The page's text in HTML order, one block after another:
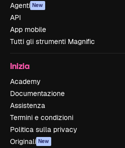
Agenti New
API
App mobile
Tutti gli strumenti Magnific
Inizia
Academy
Documentazione
Assistenza
Termini e condizioni
Politica sulla privacy
Originali New